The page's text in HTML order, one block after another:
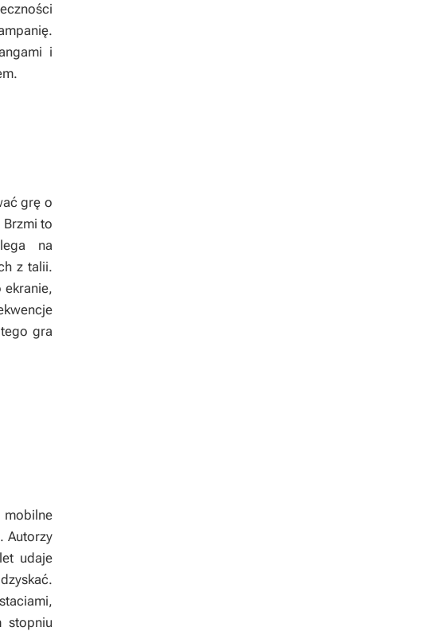
i
grę o
to
na
z talii.
ekranie,
gra
mobilne
Autorzy
udaje
stopniu